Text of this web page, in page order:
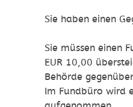
Sie haben einen
Sie müssen einen
EUR 10,00
Behörde
Im Fundbüro wird